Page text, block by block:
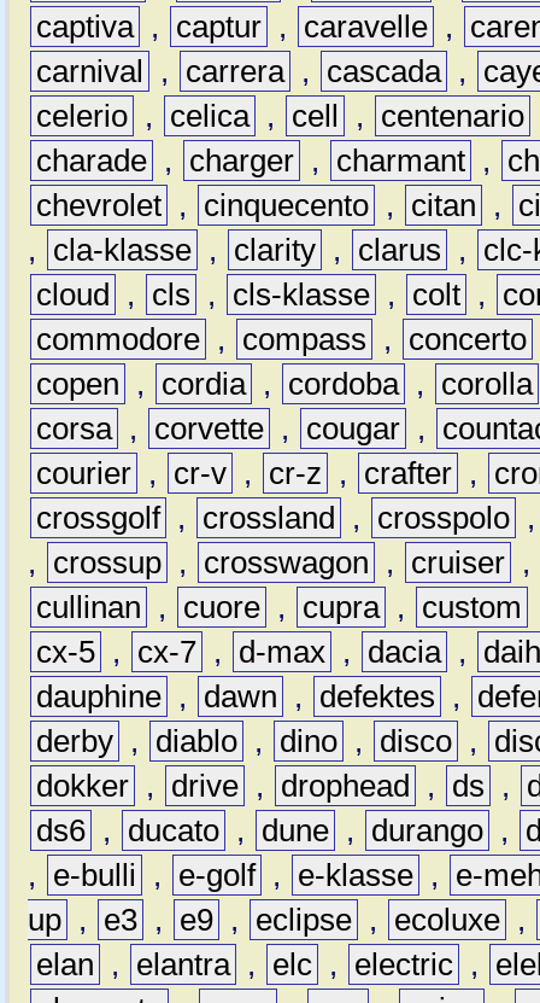
captiva , captur , caravelle ,
carnival
, carrera , cascada ,
celerio , celica , cell , centenario
charade , charger , charmant ,
chevrolet , cinquecento , citan ,
,
cla-klasse , clarity , clarus ,
clc-
cloud
, cls , cls-klasse , colt ,
commodore , compass , concerto
copen
, cordia , cordoba ,
corolla
corsa , corvette , cougar ,
courier , cr-v , cr-z , crafter ,
crossgolf , crossland , crosspolo
,
crossup , crosswagon , cruiser ,
cullinan
, cuore , cupra , custom
cx-5 , cx-7 , d-max , dacia ,
dauphine , dawn , defektes ,
derby , diablo , dino , disco ,
dokker , drive , drophead , ds ,
ds6 , ducato , dune , durango ,
,
e-bulli , e-golf , e-klasse ,
e-
up , e3 , e9 , eclipse , ecoluxe ,
elan
, elantra , elc , electric ,